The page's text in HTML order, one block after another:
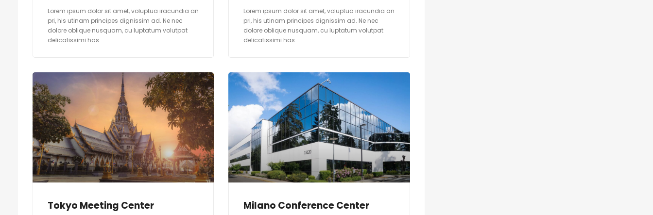
Lorem ipsum dolor sit amet, voluptua iracundia an
pri, his utinam principes dignissim ad. Ne nec
dolore oblique nusquam, cu luptatum volutpat
delicatissimi has.
Lorem ipsum dolor sit amet, voluptua iracundia an
pri, his utinam principes dignissim ad. Ne nec
dolore oblique nusquam, cu luptatum volutpat
delicatissimi has.
Tokyo Meeting Center Milano Conference Center